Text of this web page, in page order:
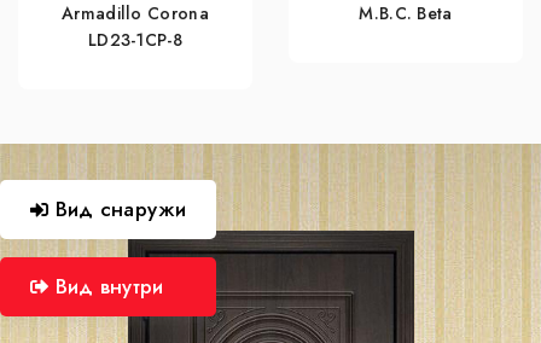
Armadillo Corona
LD23-1CP-8
M.B.C. Beta
Вид снаружи
Вид внутри